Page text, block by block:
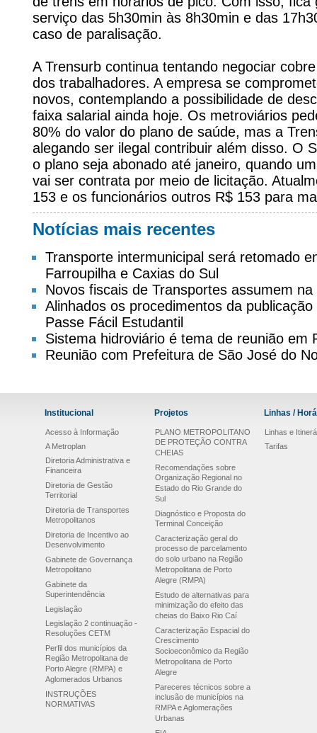
serviço das 5h30min às 8h30min e das
caso de paralisação.
A Trensurb continua tentando negociar
dos trabalhadores. A empresa se
novos, contemplando a possibilidade de
faixa salarial ainda hoje. Os metroviários
80% do valor do plano de saúde, mas a
alegando ser ilegal contribuir além disso. O
o plano seja abonado até janeiro, quando
vai ser contrata por meio de licitação.
153 e os funcionários outros R$ 153 para
Notícias mais recentes
Transporte intermunicipal será retomado
Farroupilha e Caxias do Sul
Novos fiscais de Transportes assumem
Alinhados os procedimentos da
Passe Fácil Estudantil
Sistema hidroviário é tema de reunião em
Reunião com Prefeitura de São José do
Institucional
Acesso à Informação
A Metroplan
Diretoria Administrativa e
Financeira
Diretoria de Gestão
Territorial
Diretoria de Transportes
Metropolitanos
Diretoria de Incentivo ao
Desenvolvimento
Gabinete de Governança
Metropolitano
Gabinete da
Superintendência
Legislação
Legislação 2 continuação -
Resoluções CETM
Perfil dos municípios da
Região Metropolitana de
Porto Alegre (RMPA) e
Aglomerados Urbanos
INSTRUÇÕES
NORMATIVAS
Projetos
PLANO METROPOLITANO
DE PROTEÇÃO CONTRA
CHEIAS
Recomendações sobre
Organização Regional no
Estado do Rio Grande do
Sul
Diagnóstico e Proposta do
Terminal Conceição
Caracterização geral do
processo de parcelamento
do solo urbano na Região
Metropolitana de Porto
Alegre (RMPA)
Estudo de alternativas para
minimização do efeito das
cheias do Baixo Rio Caí
Caracterização Espacial do
Crescimento
Socioeconômico da Região
Metropolitana de Porto
Alegre
Pareceres técnicos sobre a
inclusão de municípios na
RMPA e Aglomerações
Urbanas
Linhas /
Linhas e
Tarifas